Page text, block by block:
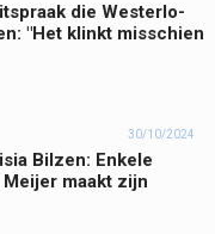
die Westerlo-
"Het klinkt misschien
30/10/2024
Bilzen: Enkele
maakt zijn